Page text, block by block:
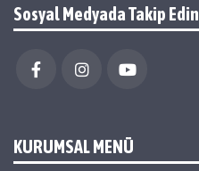
Sosyal Medyada Takip Edin
KURUMSAL MENÜ